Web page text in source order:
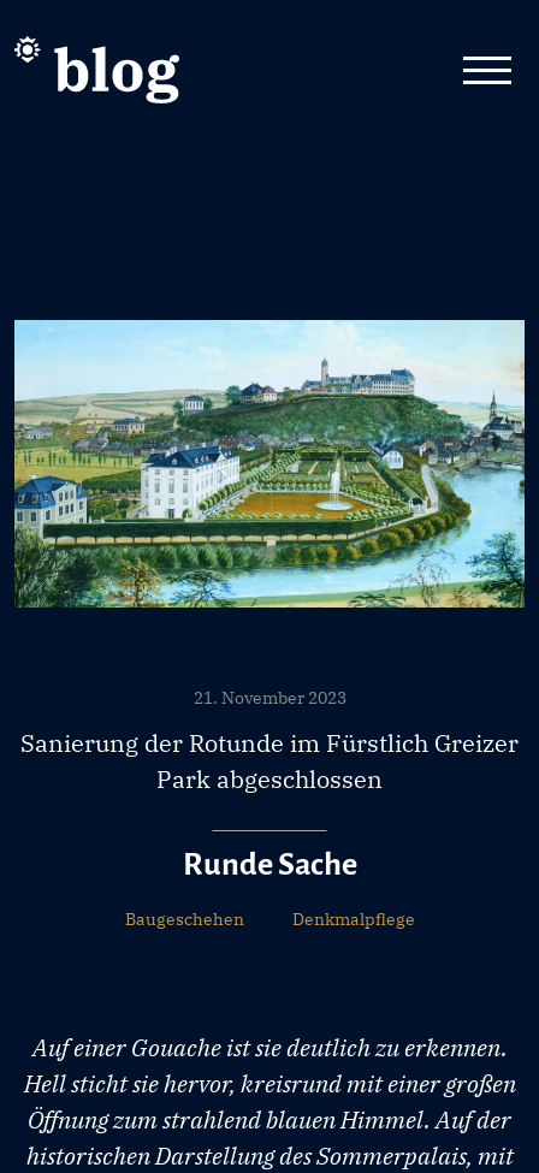
21. November 2023
Sanierung der Rotunde im Fürstlich Greizer
Park abgeschlossen
Runde Sache
Baugeschehen Denkmalpflege
Auf einer Gouache ist sie deutlich zu erkennen.
Hell sticht sie hervor, kreisrund mit einer großen
Öffnung zum strahlend blauen Himmel. Auf der
historischen Darstellung des Sommerpalais, mit